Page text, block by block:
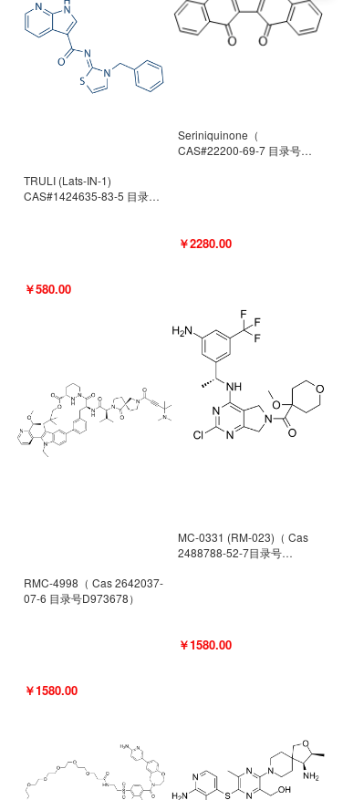
TRULI (Lats-IN-1)
CAS#1424635-83-5 目录号
￥580.00
RMC-4998（ Cas 2642037-
07-6 目录号D973678）
￥1580.00
Seriniquinone（
CAS#22200-69-7 目录号
￥2280.00
MC-0331 (RM-023)（ Cas
2488788-52-7目录号
￥1580.00